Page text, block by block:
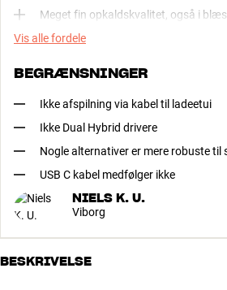
Meget fin opkaldskvalitet, også i
Vis alle fordele
BEGRÆNSNINGER
Ikke afspilning via kabel til ladeetui
Ikke Dual Hybrid drivere
Nogle alternativer er mere robuste
USB C kabel medfølger ikke
NIELS K. U.
Viborg
BESKRIVELSE